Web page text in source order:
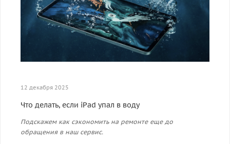
12 декабря 2025
Что делать, если iPad упал в воду
Подскажем как сэкономить на ремонте еще до
обращения в наш сервис.